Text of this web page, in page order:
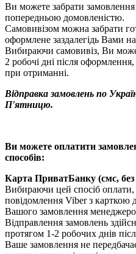
Ви можете забрати замовлення
попередньою домовленістю.
Самовивізом можна забрати
оформлене заздалегідь Вами на
Вибираючи самовивіз, Ви
2 робочі дні після
при отриманні.
Відправка замовлень по
П'ятницю.
Ви можете оплатити
способів:
Карта ПриватБанку (смс, без
Вибираючи цей спосіб
повідомлення Viber з карткою
Вашого замовлення
Відправлення замовлень
протягом 1-2 робочих днів
Ваше замовлення не